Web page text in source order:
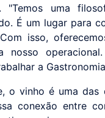
"Temos uma
É um lugar para
isso,
nosso
a
o vinho é uma
conexão entre